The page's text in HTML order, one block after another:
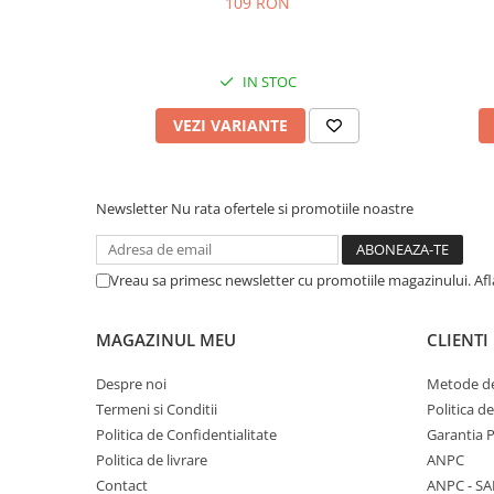
IN STOC
VEZI VARIANTE
Newsletter Nu rata ofertele si promotiile noastre
Vreau sa primesc newsletter cu promotiile magazinului.
MAGAZINUL MEU
Despre noi
Termeni si Conditii
Politica de Confidentialitate
Politica de livrare
Contact
CLIENTI
Metode
Politica
Garantia
ANPC
ANPC -